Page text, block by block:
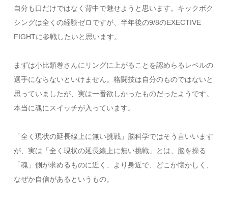
自分も口だけではなく背中で魅せようと思います。キックボク
シングは全くの経験ゼロですが、半年後の9/8のEXECTIVE
FIGHTに参戦したいと思います。
まずは小比類巻さんにリングに上がることを認めらるレベルの
選手にならないといけません。格闘技は自分のものではないと
思っていましたが、実は一番欲しかったものだったようです。
本当に魂にスイッチが入っています。
「全く現状の延長線上に無い挑戦」脳科学ではそう言いいます
が、実は「全く現状の延長線上に無い挑戦」とは、脳を操る
「魂」側が求めるものに近く、より身近で、どこか懐かしく、
なぜか自信があるというもの。